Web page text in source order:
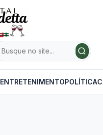
ENTRETENIMENTOPOLÍTICA